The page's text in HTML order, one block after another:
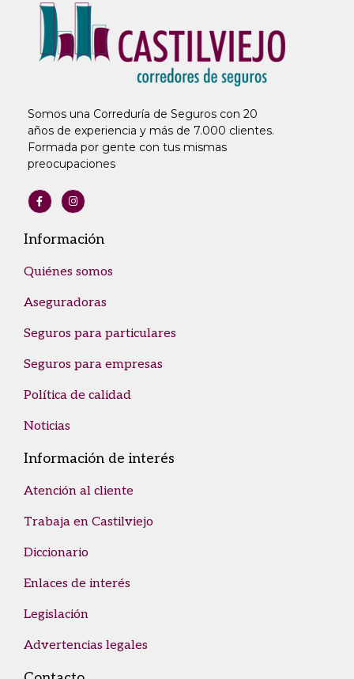
Somos una Correduría de Seguros con 20
años de experiencia y más de 7.000 clientes.
Formada por gente con tus mismas
preocupaciones
Información
Quiénes somos
Aseguradoras
Seguros para particulares
Seguros para empresas
Política de calidad
Noticias
Información de interés
Atención al cliente
Trabaja en Castilviejo
Diccionario
Enlaces de interés
Legislación
Advertencias legales